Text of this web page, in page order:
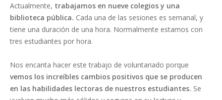
Actualmente, trabajamos en nueve colegios y una
biblioteca pública. Cada una de las sesiones es semanal, y
tiene una duración de una hora. Normalmente estamos con
tres estudiantes por hora.
Nos encanta hacer este trabajo de voluntariado porque
vemos los increíbles cambios positivos que se producen
en las habilidades lectoras de nuestros estudiantes. Se